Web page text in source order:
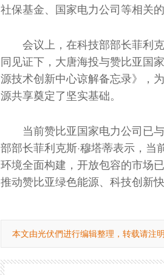
社保基金、国家电力公司等相关
会议上，在科技部部长菲利
同见证下，大唐海投与赞比亚国
源技术创新中心谅解备忘录》，
源共享奠定了坚实基础。
当前赞比亚国家电力公司已
部部长菲利克斯·穆塔蒂表示，
环境全面构建，开放包容的市场
推动赞比亚绿色能源、科技创新快
本文由光伏們进行编辑整理，转载请注